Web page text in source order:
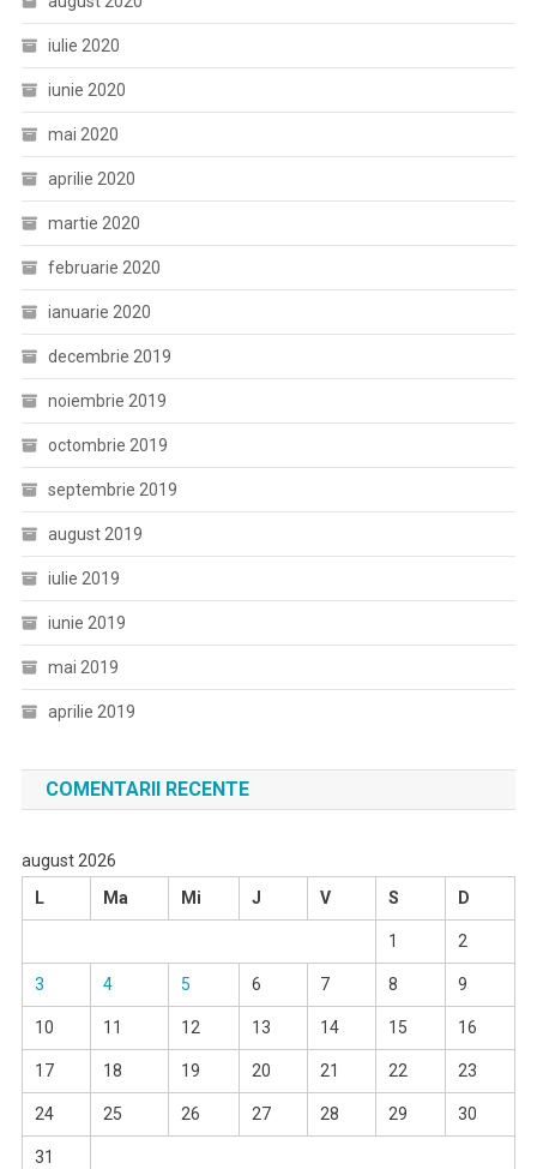
iulie 2020
iunie 2020
mai 2020
aprilie 2020
martie 2020
februarie 2020
ianuarie 2020
decembrie 2019
noiembrie 2019
octombrie 2019
septembrie 2019
august 2019
iulie 2019
iunie 2019
mai 2019
aprilie 2019
COMENTARII RECENTE
august 2026
L
Ma Mi J V S D
1 2
3 4 5 6 7 8 9
10 11 12 13 14 15 16
17 18 19 20 21 22 23
24 25 26 27 28 29 30
31